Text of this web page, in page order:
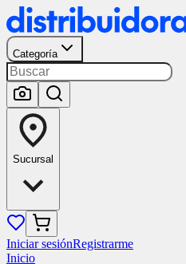
Categoría
Sucursal
Iniciar sesiónRegistrarme
Inicio